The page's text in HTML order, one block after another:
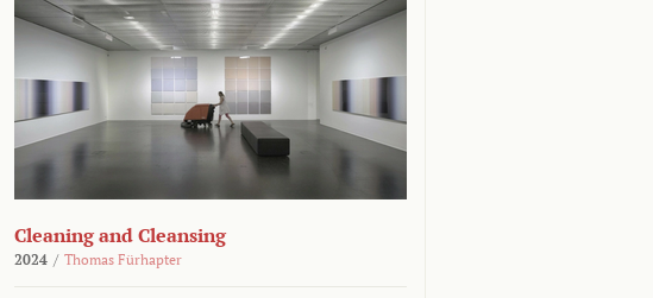
Cleaning and Cleansing
2024 / Thomas Fürhapter